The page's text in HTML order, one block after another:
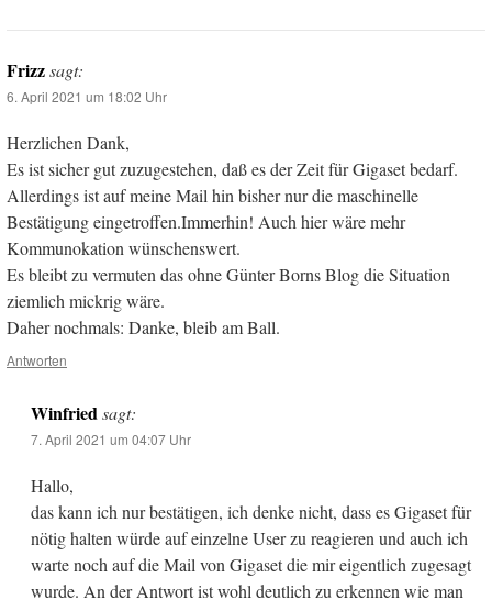
Frizzsagt:
6. April 2021 um 18:02 Uhr
Herzlichen Dank,
Es ist sicher gut zuzugestehen, daß es der Zeit für Gigaset bedarf.
Allerdings ist auf meine Mail hin bisher nur die maschinelle
Bestätigung eingetroffen.Immerhin! Auch hier wäre mehr
Kommunokation wünschenswert.
Es bleibt zu vermuten das ohne Günter Borns Blog die Situation
ziemlich mickrig wäre.
Daher nochmals: Danke, bleib am Ball.
Antworten
Winfried sagt:
7. April 2021 um 04:07 Uhr
Hallo,
das kann ich nur bestätigen, ich denke nicht, dass es Gigaset für
nötig halten würde auf einzelne User zu reagieren und auch ich
warte noch auf die Mail von Gigaset die mir eigentlich zugesagt
wurde. An der Antwort ist wohl deutlich zu erkennen wie man